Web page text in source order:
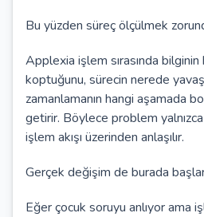
Bu yüzden süreç ölçülmek
Applexia işlem sırasında
koptuğunu, sürecin nerede
zamanlamanın hangi aşamada
getirir. Böylece problem
işlem akışı üzerinden anlaşılır.
Gerçek değişim de burada
Eğer çocuk soruyu anlıyor ama